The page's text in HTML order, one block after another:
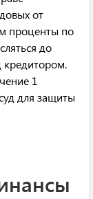
от
проценты по
до
кредитором.
1
для защиты